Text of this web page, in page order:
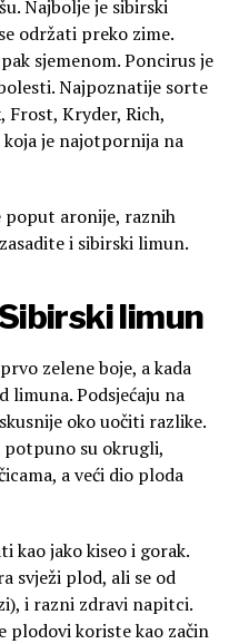
Najbolje je sibirski
održati preko zime.
sjemenom. Poncirus je
Najpoznatije sorte
Frost, Kryder, Rich,
je najotpornija na
poput aronije, raznih
i sibirski limun.
limun
zelene boje, a kada
limuna. Podsjećaju na
oko uočiti razlike.
su okrugli,
a veći dio ploda
kao jako kiseo i gorak.
svježi plod, ali se od
i razni zdravi napitci.
plodovi koriste kao začin